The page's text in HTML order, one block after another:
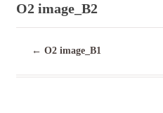
O2 image_B2
← O2 image_B1